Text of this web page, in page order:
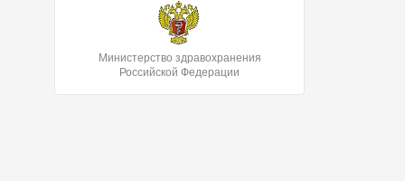
Министерство здравохранения
Российской Федерации